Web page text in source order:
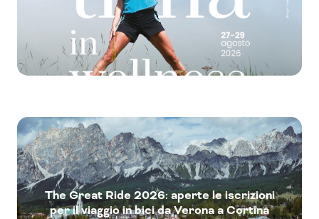
The Great Ride 2026: aperte le iscrizioni
per il viaggio in bici da Verona a Cortina